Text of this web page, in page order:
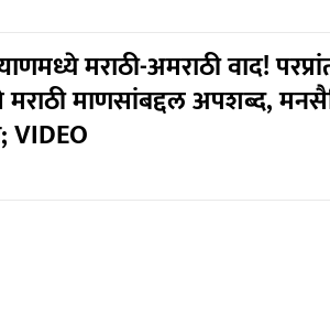
मराठी-अमराठी वाद!
माणसांबद्दल अपशब्द,
VIDEO